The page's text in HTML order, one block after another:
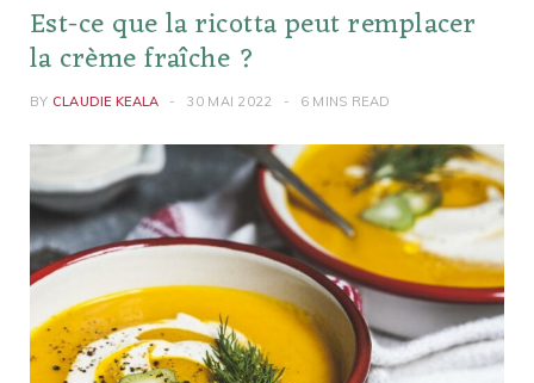
Est-ce que la ricotta peut remplacer
la crème fraîche ?
BY CLAUDIE KEALA 30 MAI 2022 6 MINS READ